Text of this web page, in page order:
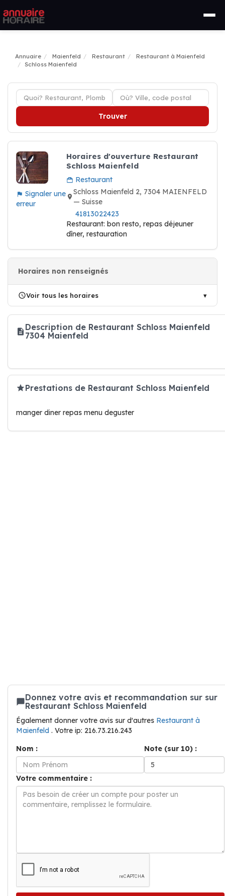
Annuaire Maienfeld Restaurant
Restaurant à Maienfeld
Schloss Maienfeld
Trouver
Signaler une
erreur
Horaires d'ouverture Restaurant
Schloss Maienfeld
Restaurant
Schloss Maienfeld 2, 7304 MAIENFELD
— Suisse
41813022423
Restaurant: bon resto, repas déjeuner
dîner, restauration
Horaires non renseignés
Voir tous les horaires
Description de Restaurant Schloss Maienfeld
7304 Maienfeld
Prestations de Restaurant Schloss Maienfeld
manger diner repas menu deguster
Donnez votre avis et recommandation sur sur
Restaurant Schloss Maienfeld
Également donner votre avis sur d'autres Restaurant à
Maienfeld . Votre ip: 216.73.216.243
Nom :
Note (sur 10) :
Votre commentaire :